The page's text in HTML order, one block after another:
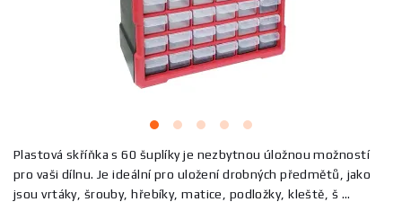
Plastová skříňka s 60 šuplíky je nezbytnou úložnou možností
pro vaši dílnu. Je ideální pro uložení drobných předmětů, jako
jsou vrtáky, šrouby, hřebíky, matice, podložky, kleště, š ...